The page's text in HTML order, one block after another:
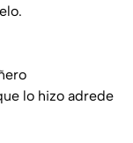
lo hizo adrede